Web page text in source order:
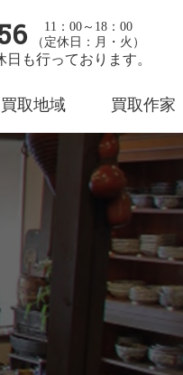
11：00～18：00
（定休日：月・火）
も行っております。
買取地域 買取作家